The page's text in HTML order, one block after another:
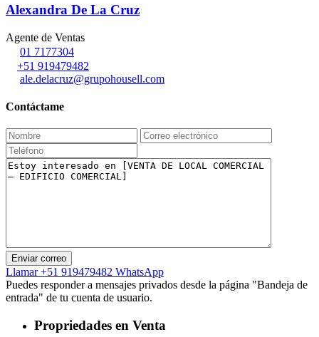
Alexandra De La Cruz
Agente de Ventas
01 7177304
+51 919479482
ale.delacruz@grupohousell.com
Contáctame
Llamar+51 919479482 WhatsApp
Puedes responder a mensajes privados desde la página "Bandeja de
entrada" de tu cuenta de usuario.
Propriedades en Venta